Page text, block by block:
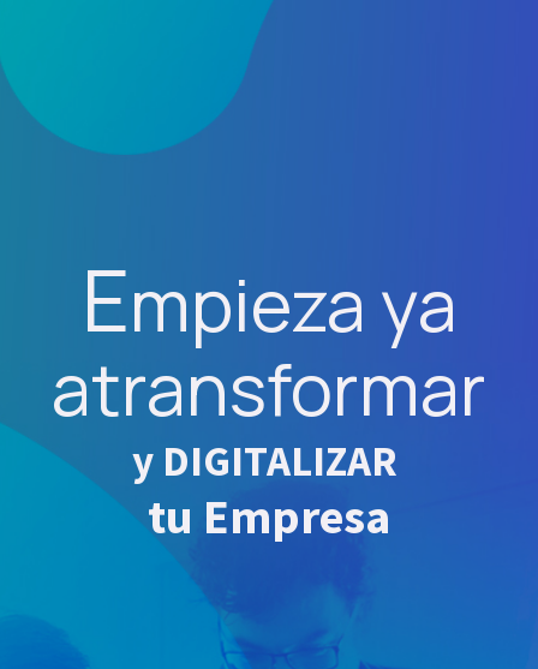
Empieza ya
atransformar
y DIGITALIZAR
tu Empresa